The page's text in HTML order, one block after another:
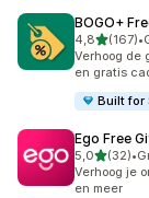
BOGO+
4,8van 5
(167)
167 •
Verhoog de
en gratis
Built for
Ego Free
5,0van 5
(32)
32 •
Verhoog je
en meer